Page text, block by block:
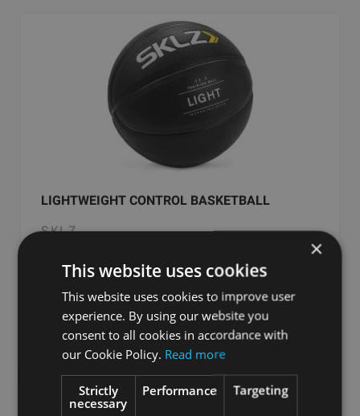
LIGHTWEIGHT CONTROL BASKETBALL
SKLZ
39.91€
pievienot grozam
×
This website uses cookies
This website uses cookies to improve user
experience. By using our website you
consent to all cookies in accordance with
our Cookie Policy. Read more
Strictly
necessary
Performance Targeting